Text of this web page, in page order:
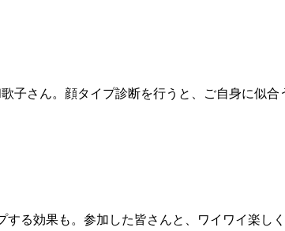
さん。顔タイプ診断を行うと、ご自身に似
る効果も。参加した皆さんと、ワイワイ楽し